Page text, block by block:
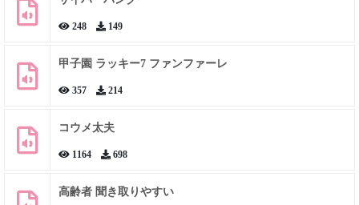
248 149
甲子園 ラッキー7 ファンファーレ
357 214
コウメ太夫
1164 698
高齢者 聞き取りやすい